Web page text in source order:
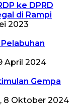
ke DPRD
di Rampi
2023
April 2024
Gempa
8 Oktober 2024